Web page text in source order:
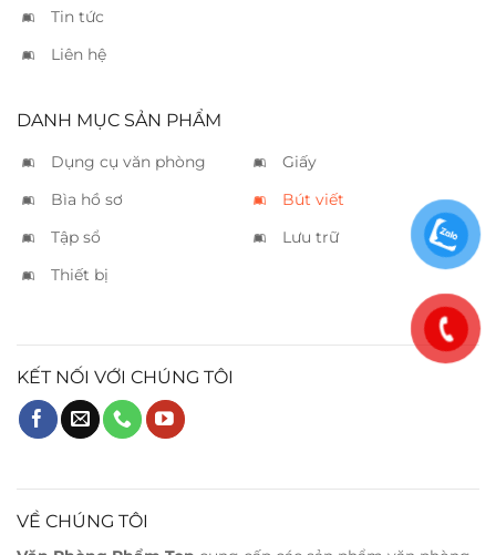
Tin tức
Liên hệ
DANH MỤC SẢN PHẨM
Dụng cụ văn phòng
Giấy
Bìa hồ sơ
Bút viết
Tập sổ
Lưu trữ
Thiết bị
KẾT NỐI VỚI CHÚNG TÔI
VỀ CHÚNG TÔI